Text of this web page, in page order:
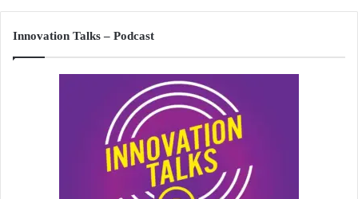
Innovation Talks – Podcast